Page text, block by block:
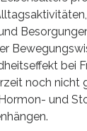
bei
noch nicht
und